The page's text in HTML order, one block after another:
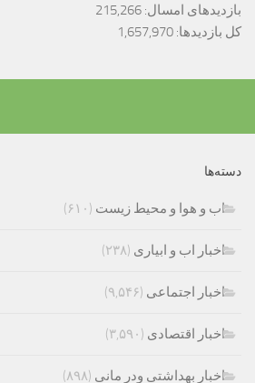
بازدیدهای امسال: 215,266
کل بازدیدها: 1,657,970
دسته‌ها
اب و هوا و محیط زیست (۶۱۰)
اخبار اب و ابیاری (۲۳۸)
اخبار اجتماعی (۹,۵۴۶)
اخبار اقتصادی (۳,۵۹۰)
اخبار بهداشتی ودر مانی (۸۹۸)